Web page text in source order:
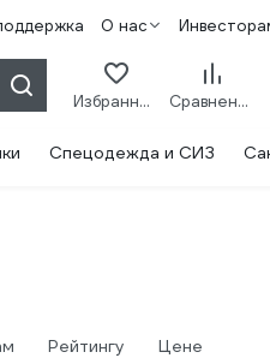
О нас
Избранное Сравнение
Спецодежда и СИЗ
Рейтингу Цене